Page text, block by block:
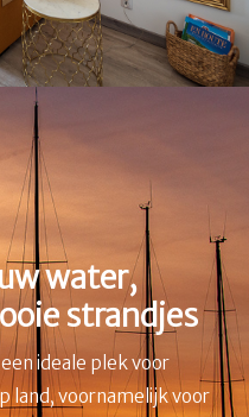
water,
strandjes
ideale plek voor
land, voornamelijk voor